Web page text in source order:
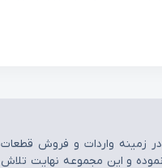
فروشگاه هيرکان از سال 1395 در زمينه واردات و فروش قطعات
و اين مجموعه نهايت تلاش